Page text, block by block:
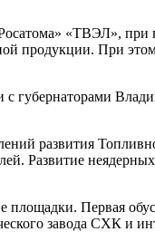
«ТВЭЛ»,
продукции. При
с губернаторами
развития
Развитие
Первая
завода СХК и